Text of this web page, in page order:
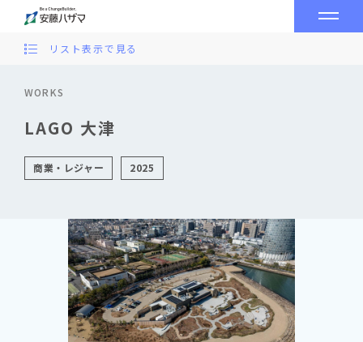
WORKS
LAGO 大津
商業・レジャー 2025
リスト表示で見る